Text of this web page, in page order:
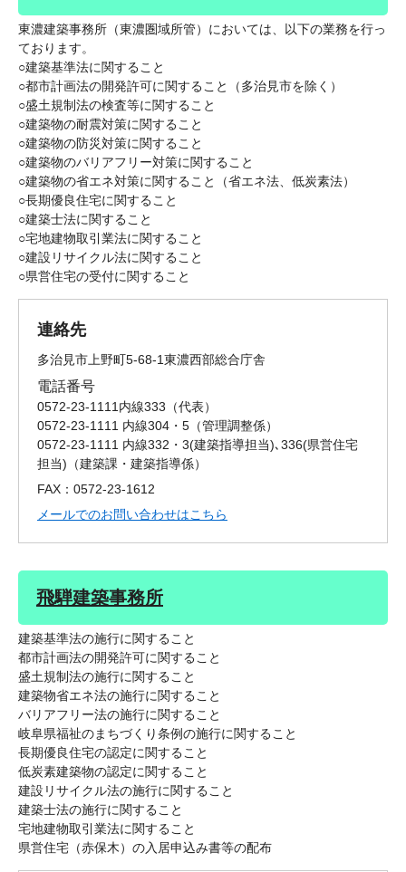
東濃建築事務所（東濃圏域所管）においては、以下の業務を行っ
ております。
○建築基準法に関すること
○都市計画法の開発許可に関すること（多治見市を除く）
○盛土規制法の検査等に関すること
○建築物の耐震対策に関すること
○建築物の防災対策に関すること
○建築物のバリアフリー対策に関すること
○建築物の省エネ対策に関すること（省エネ法、低炭素法）
○長期優良住宅に関すること
○建築士法に関すること
○宅地建物取引業法に関すること
○建設リサイクル法に関すること
○県営住宅の受付に関すること
連絡先
多治見市上野町5-68-1東濃西部総合庁舎
電話番号
0572-23-1111内線333
代表
0572-23-1111 内線304・5
管理調整係
0572-23-1111 内線332・3(建築指導担当)､336(県営住宅
担当)
建築課・建築指導係
FAX：0572-23-1612
メールでのお問い合わせはこちら
飛騨建築事務所
建築基準法の施行に関すること
都市計画法の開発許可に関すること
盛土規制法の施行に関すること
建築物省エネ法の施行に関すること
バリアフリー法の施行に関すること
岐阜県福祉のまちづくり条例の施行に関すること
長期優良住宅の認定に関すること
低炭素建築物の認定に関すること
建設リサイクル法の施行に関すること
建築士法の施行に関すること
宅地建物取引業法に関すること
県営住宅（赤保木）の入居申込み書等の配布